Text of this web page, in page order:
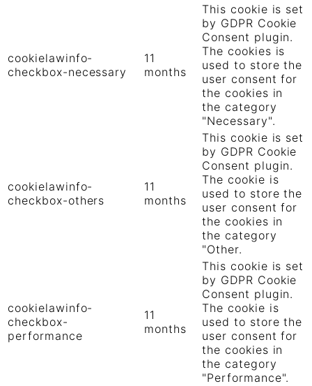
cookielawinfo-
checkbox-necessary
11
months
This cookie is set
by GDPR Cookie
Consent plugin.
The cookies is
used to store the
user consent for
the cookies in
the category
"Necessary".
cookielawinfo-
checkbox-others
11
months
This cookie is set
by GDPR Cookie
Consent plugin.
The cookie is
used to store the
user consent for
the cookies in
the category
"Other.
cookielawinfo-
checkbox-
performance
11
months
This cookie is set
by GDPR Cookie
Consent plugin.
The cookie is
used to store the
user consent for
the cookies in
the category
"Performance".